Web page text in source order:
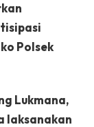
Polsek
Lukmana,
laksanakan